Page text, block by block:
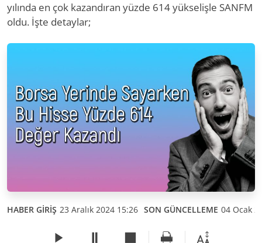
yılında en çok kazandıran yüzde 614 yükselişle SANFM
oldu. İşte detaylar;
HABER GİRİŞ 23 Aralık 2024 15:26 SON GÜNCELLEME 04 Ocak